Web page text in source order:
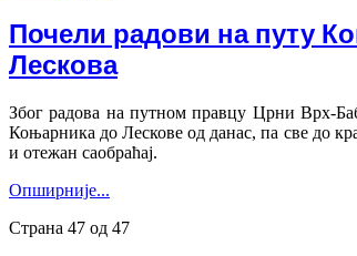
Почели радови на путу
Лескова
Због радова на путном правцу Црни Врх-
Коњарника до Лескове од данас, па све до
и отежан саобраћај.
Опширније...
Страна 47 од 47